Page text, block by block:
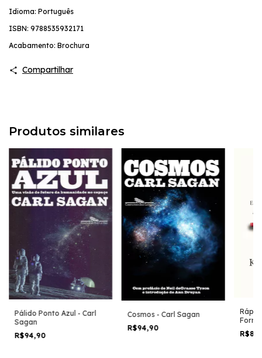
Idioma: Português
ISBN: 9788535932171
Acabamento: Brochura
Compartilhar
Produtos similares
Pálido Ponto Azul - Carl
Sagan
R$94,90
Cosmos - Carl Sagan
R$94,90